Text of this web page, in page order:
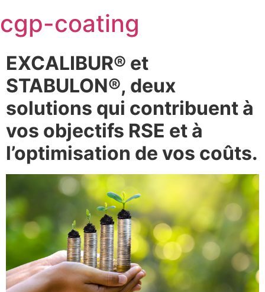
to
content
cgp-coating
EXCALIBUR® et
STABULON®, deux
solutions qui contribuent à
vos objectifs RSE et à
l’optimisation de vos coûts.